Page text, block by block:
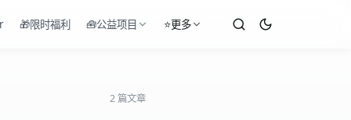
🎁限时福利 🧰公益项目 ⭐更多
2 篇文章